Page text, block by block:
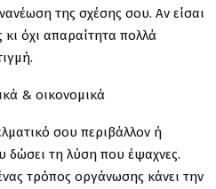
της σχέσης σου. Αν είσαι
κι όχι απαραίτητα πολλά
& οικονομικά
σου περιβάλλον ή
δώσει τη λύση που έψαχνες.
τρόπος οργάνωσης κάνει την